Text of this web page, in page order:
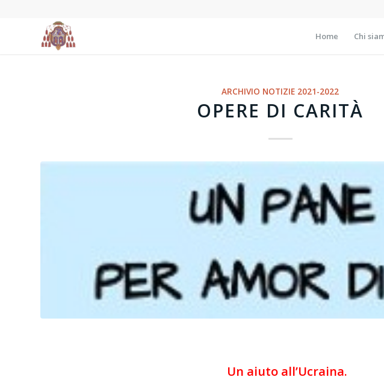
Home Chi
ARCHIVIO NOTIZIE 2021-2022
OPERE DI CARITÀ
Un aiuto all’Ucraina.